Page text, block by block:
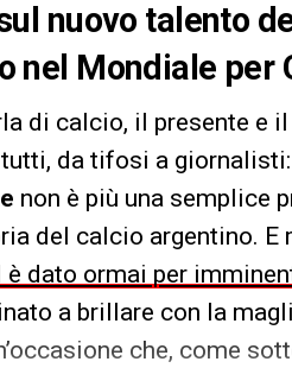
nuovo talento
nel Mondiale per
di calcio, il presente e
tutti, da tifosi a giornalisti:
non è più una semplice
del calcio argentino. E
è dato ormai per
a brillare con la
che, come